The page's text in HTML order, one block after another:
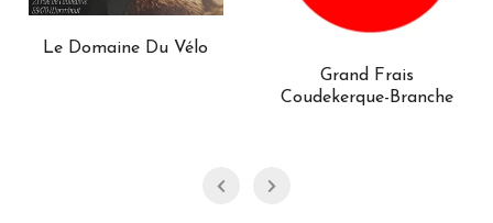
Le Domaine Du Vélo
Grand Frais
Coudekerque-Branche